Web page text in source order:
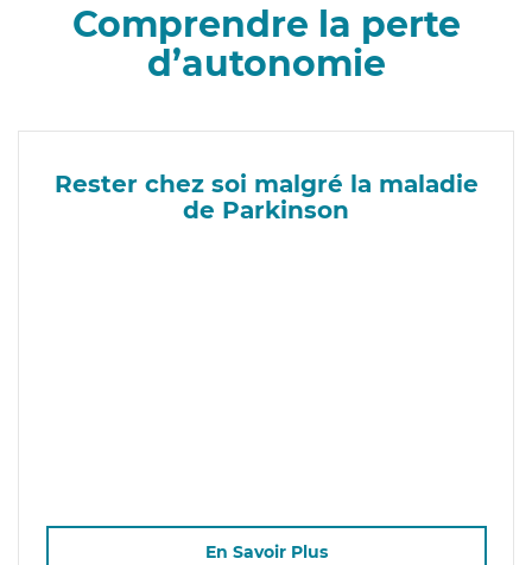
Comprendre la perte
d’autonomie
Rester chez soi malgré la maladie
de Parkinson
En Savoir Plus